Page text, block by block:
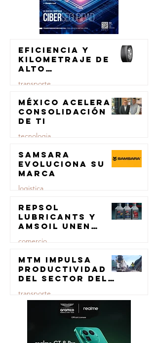
Eficiencia y
kilometraje de
alto
para el
transporte de
carga
transporte
23 jul
México acelera
consolidación
de TI
tecnologia
23 jul
Samsara
evoluciona su
marca
logistica
23 jul
Repsol
Lubricants y
AMSOIL unen
lubricación
comercio
23 jul
MTM impulsa
productividad
del sector del
manufactura
certificada
transporte